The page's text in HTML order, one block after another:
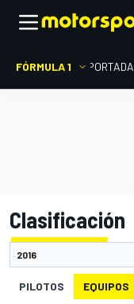
FÓRMULA 1 PORTADA
Clasificación
PILOTOS EQUIPOS